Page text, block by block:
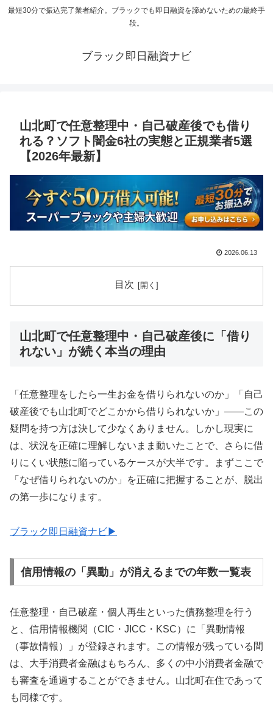
最短30分で振込完了業者紹介。ブラックでも即日融資を諦めないための最終手
段。
ブラック即日融資ナビ
山北町で任意整理中・自己破産後でも借り
れる？ソフト闇金6社の実態と正規業者5選
【2026年最新】
2026.06.13
目次
山北町で任意整理中・自己破産後に「借り
れない」が続く本当の理由
「任意整理をしたら一生お金を借りられないのか」「自己
破産後でも山北町でどこかから借りられないか」——この
疑問を持つ方は決して少なくありません。しかし現実に
は、状況を正確に理解しないまま動いたことで、さらに借
りにくい状態に陥っているケースが大半です。まずここで
「なぜ借りられないのか」を正確に把握することが、脱出
の第一歩になります。
ブラック即日融資ナビ▶
信用情報の「異動」が消えるまでの年数一覧表
任意整理・自己破産・個人再生といった債務整理を行う
と、信用情報機関（CIC・JICC・KSC）に「異動情報
（事故情報）」が登録されます。この情報が残っている間
は、大手消費者金融はもちろん、多くの中小消費者金融で
も審査を通過することができません。山北町在住であって
も同様です。